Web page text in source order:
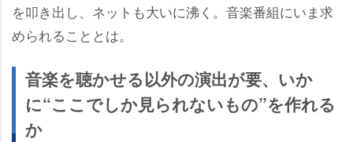
を叩き出し、ネットも大いに沸く。音楽番組にいま求
められることとは。
音楽を聴かせる以外の演出が要、いか
に“ここでしか見られないもの”を作れる
か